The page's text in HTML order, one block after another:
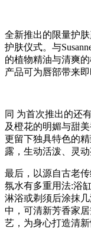
全新推出的限量护
护肤仪式。与
的植物精油与清爽
产品可为唇部带来
同 为首次推出的还
及橙花的明媚与甜
更留下独具特色的
露，生动活泼、灵
最后，以源自古老
氛水有多重用法:浴
淋浴或剃须后涂抹
中，可清新芳香家
艺，为身心打造清新